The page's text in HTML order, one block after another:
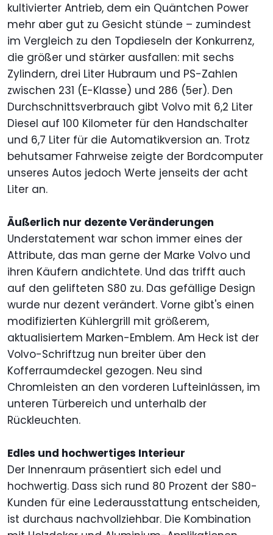
kultivierter Antrieb, dem ein Quäntchen Power
mehr aber gut zu Gesicht stünde – zumindest
im Vergleich zu den Topdieseln der Konkurrenz,
die größer und stärker ausfallen: mit sechs
Zylindern, drei Liter Hubraum und PS-Zahlen
zwischen 231 (E-Klasse) und 286 (5er). Den
Durchschnittsverbrauch gibt Volvo mit 6,2 Liter
Diesel auf 100 Kilometer für den Handschalter
und 6,7 Liter für die Automatikversion an. Trotz
behutsamer Fahrweise zeigte der Bordcomputer
unseres Autos jedoch Werte jenseits der acht
Liter an.
Äußerlich nur dezente Veränderungen
Understatement war schon immer eines der
Attribute, das man gerne der Marke Volvo und
ihren Käufern andichtete. Und das trifft auch
auf den gelifteten S80 zu. Das gefällige Design
wurde nur dezent verändert. Vorne gibt's einen
modifizierten Kühlergrill mit größerem,
aktualisiertem Marken-Emblem. Am Heck ist der
Volvo-Schriftzug nun breiter über den
Kofferraumdeckel gezogen. Neu sind
Chromleisten an den vorderen Lufteinlässen, im
unteren Türbereich und unterhalb der
Rückleuchten.
Edles und hochwertiges Interieur
Der Innenraum präsentiert sich edel und
hochwertig. Dass sich rund 80 Prozent der S80-
Kunden für eine Lederausstattung entscheiden,
ist durchaus nachvollziehbar. Die Kombination